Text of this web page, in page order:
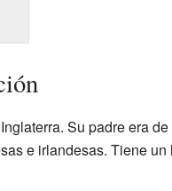
Su padre era
e irlandesas. Tiene un